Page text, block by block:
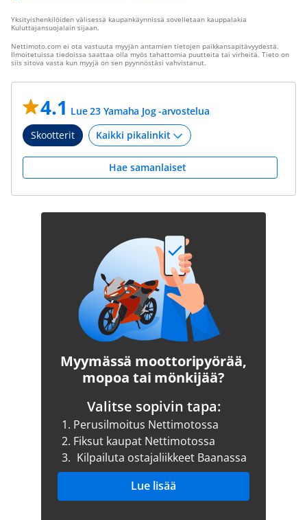
Yksityishenkilöiden välisessä kaupankäynnissä sovelletaan kauppalakia
Kuluttajansuojalain sijaan.
Nettimoto.com ei ota vastuuta myyjän antamien tietojen paikkansapitävyydestä.
Ilmoitetuissa tiedoissa saattaa olla myös tahattomia puutteita tai virheitä. Tieto on
siis sitova vasta kun myyjä on sen pyynnöstäsi vahvistanut.
4.1 Lue 23 Yamaha Jog -arvostelua
Skootterit
Hae samanlaiset
Myymässä moottoripyörää,
mopoa tai mönkijää?
Valitse sopivin tapa:
1. Perusilmoitus Nettimotossa
2. Fiksut kaupat Nettimotossa
3. Kilpailuta ostajaliikkeet Baanassa
Lue lisää